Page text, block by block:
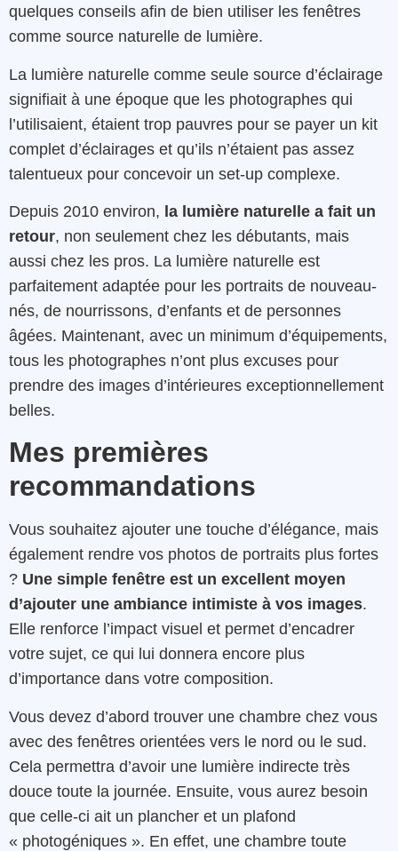
quelques conseils afin de bien utiliser les fenêtres
comme source naturelle de lumière.
La lumière naturelle comme seule source d’éclairage
signifiait à une époque que les photographes qui
l’utilisaient, étaient trop pauvres pour se payer un kit
complet d’éclairages et qu’ils n’étaient pas assez
talentueux pour concevoir un set-up complexe.
Depuis 2010 environ, la lumière naturelle a fait un
retour, non seulement chez les débutants, mais
aussi chez les pros. La lumière naturelle est
parfaitement adaptée pour les portraits de nouveau-
nés, de nourrissons, d’enfants et de personnes
âgées. Maintenant, avec un minimum d’équipements,
tous les photographes n’ont plus excuses pour
prendre des images d’intérieures exceptionnellement
belles.
Mes premières
recommandations
Vous souhaitez ajouter une touche d’élégance, mais
également rendre vos photos de portraits plus fortes
? Une simple fenêtre est un excellent moyen
d’ajouter une ambiance intimiste à vos images.
Elle renforce l’impact visuel et permet d’encadrer
votre sujet, ce qui lui donnera encore plus
d’importance dans votre composition.
Vous devez d’abord trouver une chambre chez vous
avec des fenêtres orientées vers le nord ou le sud.
Cela permettra d’avoir une lumière indirecte très
douce toute la journée. Ensuite, vous aurez besoin
que celle-ci ait un plancher et un plafond
« photogéniques ». En effet, une chambre toute